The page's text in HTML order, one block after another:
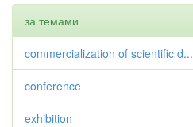
за темами
commercialization of scientific d...
conference
exhibition